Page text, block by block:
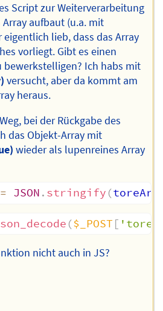
Script zur Weiterverarbeitung
aufbaut (u.a. mit
eigentlich lieb, dass das Array
vorliegt. Gibt es einen
bewerkstelligen? Ich habs mit
versucht, aber da kommt am
heraus.
bei der Rückgabe des
das Objekt-Array mit
wieder als lupenreines Array
= JSON . stringify (
($_POST [
nicht auch in JS?